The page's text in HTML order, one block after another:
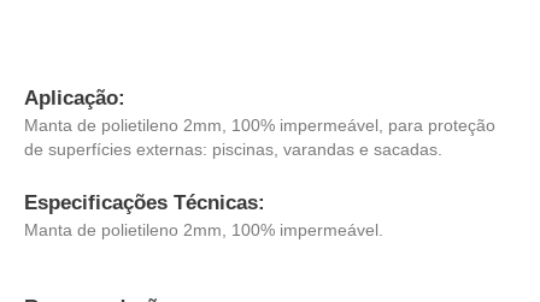
Aplicação:
Manta de polietileno 2mm, 100% impermeável, para proteção
de superfícies externas: piscinas, varandas e sacadas.
Especificações Técnicas:
Manta de polietileno 2mm, 100% impermeável.